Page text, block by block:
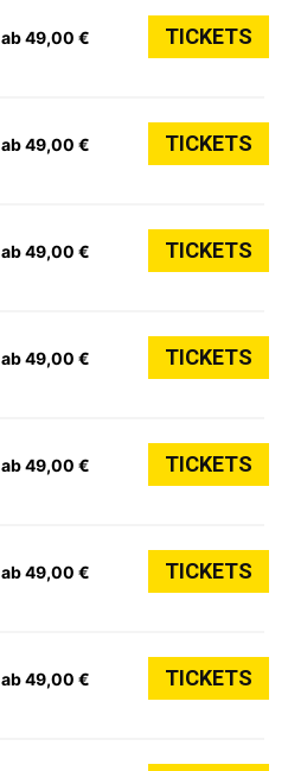
ab 49,00 € TICKETS
ab 49,00 € TICKETS
ab 49,00 € TICKETS
ab 49,00 € TICKETS
ab 49,00 € TICKETS
ab 49,00 € TICKETS
ab 49,00 € TICKETS